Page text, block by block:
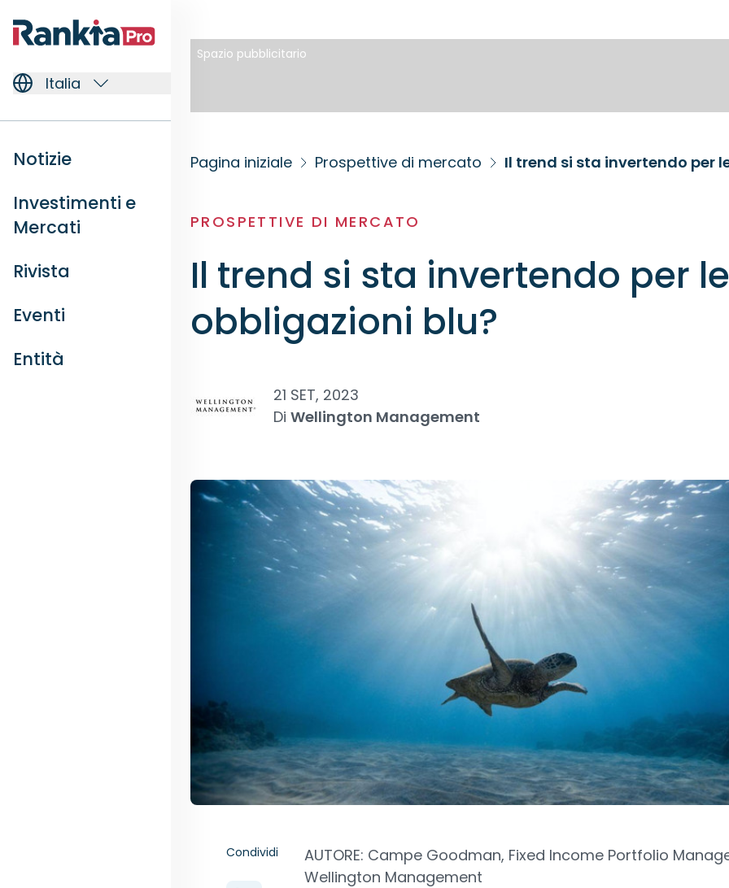
Italia
Notizie
Investimenti e
Mercati
Rivista
Eventi
Entità
Spazio pubblicitario
Pagina iniziale Prospettive di mercato Il trend si sta invertendo per
PROSPETTIVE DI MERCATO
Il trend si sta invertendo per le
obbligazioni blu?
21 SET, 2023
Di Wellington Management
Condividi
AUTORE: Campe Goodman, Fixed Income Portfolio
Wellington Management